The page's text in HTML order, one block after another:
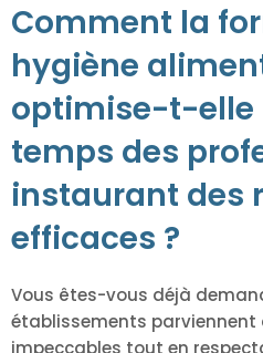
Comment la
hygiène
optimise-t-elle
temps des
instaurant des
efficaces ?
Vous êtes-vous déjà
établissements parviennent
impeccables tout en